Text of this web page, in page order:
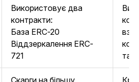
Використовує два
контракти:
База ERC-20
Віддзеркалення ERC-
721
так
Скарги на більшу